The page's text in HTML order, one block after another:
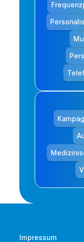
Impressum